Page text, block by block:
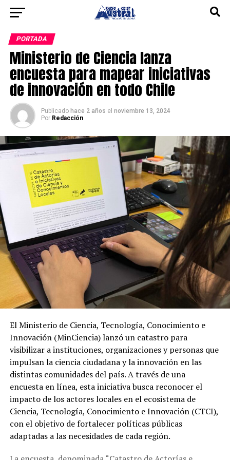
PORTADA
Ministerio de Ciencia lanza
encuesta para mapear iniciativas
de innovación en todo Chile
Publicado hace 2 años el noviembre 13, 2024
Por Redacción
El Ministerio de Ciencia, Tecnología, Conocimiento e
Innovación (MinCiencia) lanzó un catastro para
visibilizar a instituciones, organizaciones y personas que
impulsan la ciencia ciudadana y la innovación en las
distintas comunidades del país. A través de una
encuesta en línea, esta iniciativa busca reconocer el
impacto de los actores locales en el ecosistema de
Ciencia, Tecnología, Conocimiento e Innovación (CTCI),
con el objetivo de fortalecer políticas públicas
adaptadas a las necesidades de cada región.